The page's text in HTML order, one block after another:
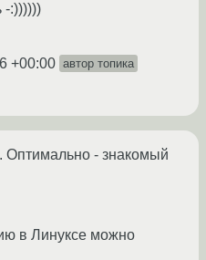
-:))))))
+00:00 автор топика
Оптимально - знакомый
в Линуксе можно